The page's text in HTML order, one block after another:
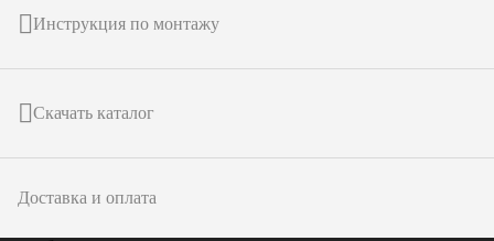
Инструкция по монтажу
Скачать каталог
Доставка и оплата